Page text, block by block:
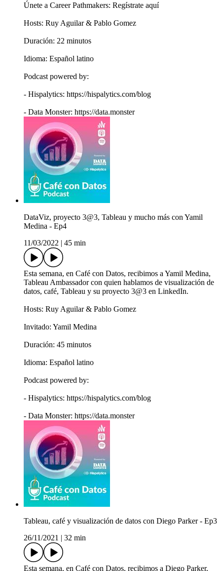
Únete a Career Pathmakers: Regístrate aquí
Hosts: Ruy Aguilar & Pablo Gomez
Duración: 22 minutos
Idioma: Español latino
Podcast powered by:
- Hispalytics: https://hispalytics.com/blog
- Data Monster: https://data.monster
DataViz, proyecto 3@3, Tableau y mucho más con Yamil
Medina - Ep4
11/03/2022
45 min
Esta semana, en Café con Datos, recibimos a Yamil Medina,
Tableau Ambassador con quien hablamos de visualización de
datos, café, Tableau y su proyecto 3@3 en LinkedIn.
Hosts: Ruy Aguilar & Pablo Gomez
Invitado: Yamil Medina
Duración: 45 minutos
Idioma: Español latino
Podcast powered by:
- Hispalytics: https://hispalytics.com/blog
- Data Monster: https://data.monster
Tableau, café y visualización de datos con Diego Parker - Ep3
26/11/2021
32 min
Esta semana, en Café con Datos, recibimos a Diego Parker,